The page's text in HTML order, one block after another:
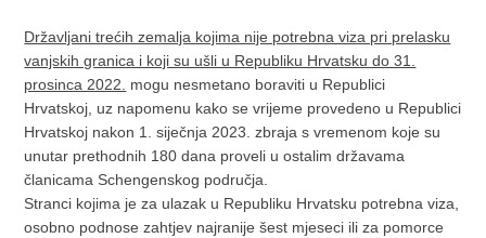
Državljani trećih zemalja kojima nije potrebna viza pri prelasku
vanjskih granica i koji su ušli u Republiku Hrvatsku do 31.
prosinca 2022.
mogu nesmetano boraviti u Republici
Hrvatskoj, uz napomenu kako se vrijeme provedeno u Republici
Hrvatskoj nakon 1. siječnja 2023. zbraja s vremenom koje su
unutar prethodnih 180 dana proveli u ostalim državama
članicama Schengenskog područja.
Stranci kojima je za ulazak u Republiku Hrvatsku potrebna viza,
osobno podnose zahtjev najranije šest mjeseci ili za pomorce